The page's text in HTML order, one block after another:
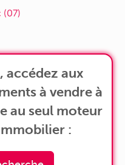
(07)
accédez aux
à vendre à
au seul moteur
: